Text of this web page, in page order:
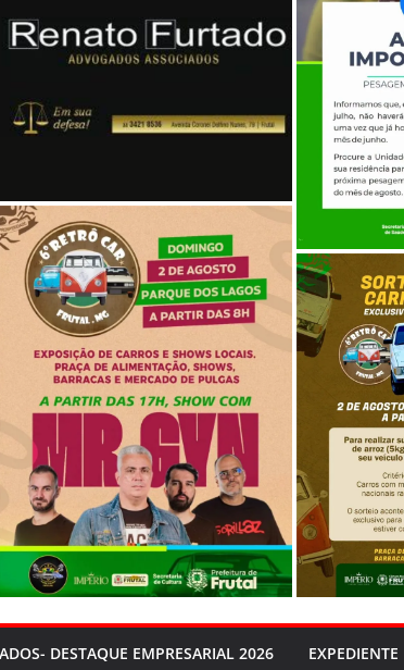
DESTAQUE EMPRESARIAL 2026 EXPEDIENTE